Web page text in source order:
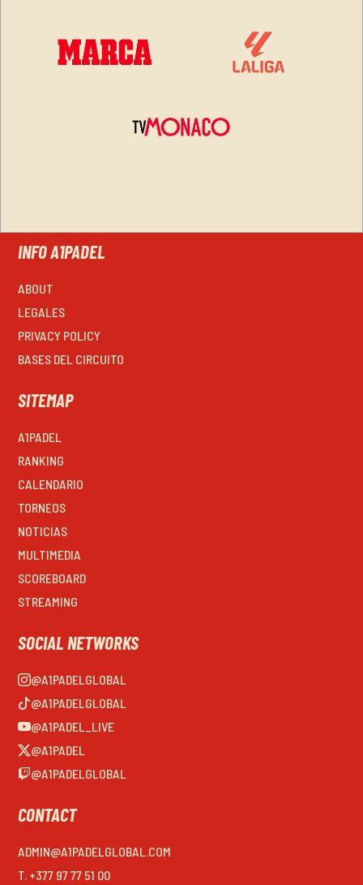
INFO A1PADEL
ABOUT
LEGALES
PRIVACY POLICY
BASES DEL CIRCUITO
SITEMAP
A1PADEL
RANKING
CALENDARIO
TORNEOS
NOTICIAS
MULTIMEDIA
SCOREBOARD
STREAMING
SOCIAL NETWORKS
@A1PADELGLOBAL
@A1PADELGLOBAL
@A1PADEL_LIVE
@A1PADEL
@A1PADELGLOBAL
CONTACT
ADMIN@A1PADELGLOBAL.COM
T. +377 97 77 51 00